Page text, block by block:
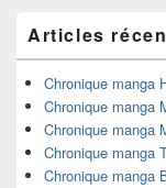
principale
de
widget
pour
barre
latérale
Articles
Chronique manga
Chronique manga
Chronique manga
Chronique manga
Chronique manga